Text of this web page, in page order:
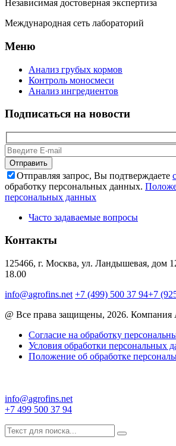
Независимая достоверная экспертиза
Международная сеть лабораторий
Меню
Анализ грубых кормов
Контроль моносмеси
Анализ ингредиентов
Подписаться на новости
Отправляя запрос, Вы подтверждаете
обработку персональных данных.
персональных данных
Часто задаваемые вопросы
Контакты
125466, г. Москва, ул. Ландышевая, дом
18.00
info@agrofins.net +7 (499) 500 37 94+7
@ Все права защищены, 2026. Компания
Согласие на обработку
Условия обработки персональных
Положение об обработке
info@agrofins.net
+7 499 500 37 94